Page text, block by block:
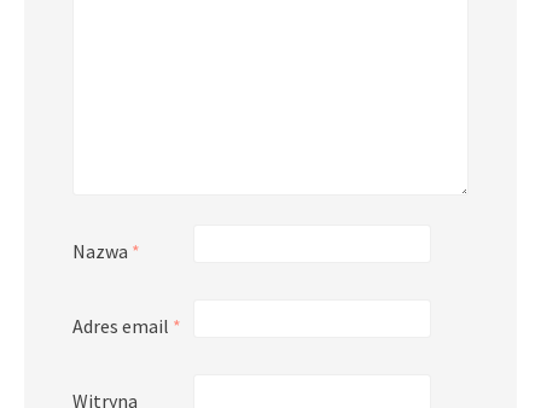
Nazwa *
Adres email *
Witryna